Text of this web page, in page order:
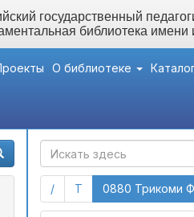
государственный
библиотека
О библиотеке
/(current)
Т (current)
0880 Трикоми